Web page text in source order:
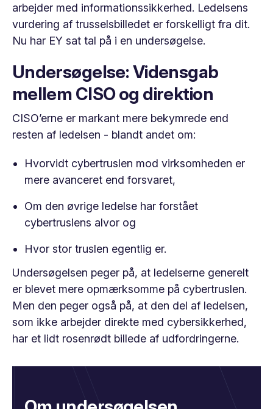
arbejder med informationssikkerhed. Ledelsens
vurdering af trusselsbilledet er forskelligt fra dit.
Nu har EY sat tal på i en undersøgelse.
Undersøgelse: Vidensgab
mellem CISO og direktion
CISO’erne er markant mere bekymrede end
resten af ledelsen - blandt andet om:
Hvorvidt cybertruslen mod virksomheden er
mere avanceret end forsvaret,
Om den øvrige ledelse har forstået
cybertruslens alvor og
Hvor stor truslen egentlig er.
Undersøgelsen peger på, at ledelserne generelt
er blevet mere opmærksomme på cybertruslen.
Men den peger også på, at den del af ledelsen,
som ikke arbejder direkte med cybersikkerhed,
har et lidt rosenrødt billede af udfordringerne.